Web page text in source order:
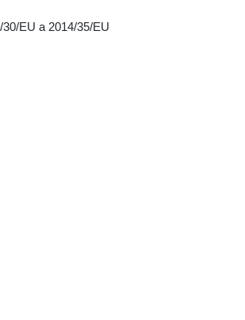
EU a 2014/35/EU